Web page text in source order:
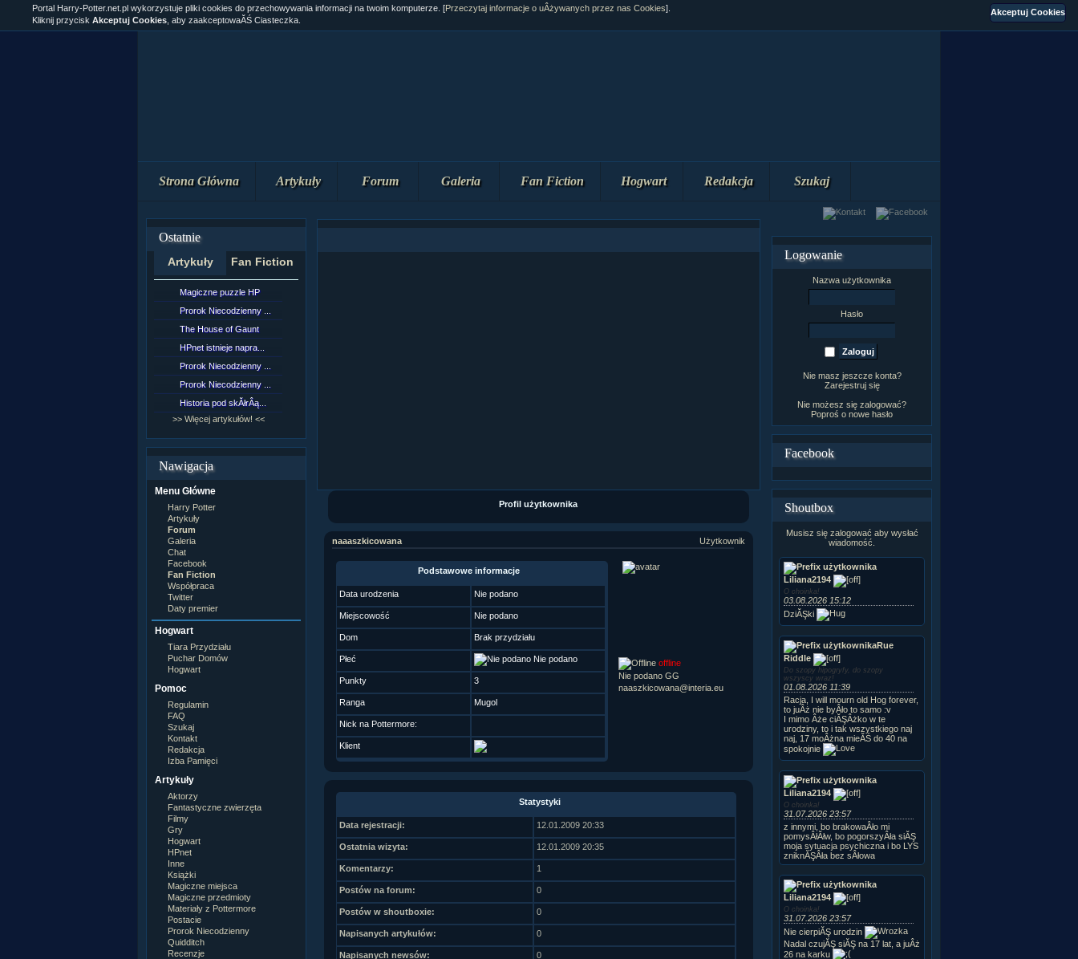
Strona Główna Artykuły Forum Galeria Fan Fiction Hogwart Redakcja Szukaj
Ostatnie
Artykuły Fan Fiction
Magiczne puzzle HP
Prorok Niecodzienny ...
The House of Gaunt
HPnet istnieje napra...
Prorok Niecodzienny ...
Prorok Niecodzienny ...
Historia pod skĂłrÂą...
>> Więcej artykułów! <<
Nawigacja
Menu Główne
Harry Potter
Artykuły
Forum
Galeria
Chat
Facebook
Fan Fiction
Współpraca
Twitter
Daty premier
Hogwart
Tiara Przydziału
Puchar Domów
Hogwart
Pomoc
Regulamin
FAQ
Szukaj
Kontakt
Redakcja
Izba Pamięci
Artykuły
Aktorzy
Fantastyczne zwierzęta
Filmy
Gry
Hogwart
HPnet
Inne
Książki
Magiczne miejsca
Magiczne przedmioty
Materiały z Pottermore
Postacie
Prorok Niecodzienny
Quidditch
Recenzje
Portal Harry-Potter.net.pl wykorzystuje pliki cookies do przechowywania informacji na twoim komputerze. [Przeczytaj informacje o uÂżywanych przez nas Cookies].
Kliknij przycisk Akceptuj Cookies , aby zaakceptowaĂŚ Ciasteczka.
Profil użytkownika
naaaszkicowana Użytkownik
Podstawowe informacje
Data urodzenia Nie podano
Miejscowość Nie podano
Dom Brak przydziału
Płeć Nie podano
Punkty 3
Ranga Mugol
Nick na Pottermore:
Klient
offline
Nie podano GG
naaszkicowana@interia.eu
Statystyki
Data rejestracji: 12.01.2009 20:33
Ostatnia wizyta: 12.01.2009 20:35
Komentarzy: 1
Postów na forum: 0
Postów w shoutboxie: 0
Napisanych artykułów: 0
Napisanych newsów: 0
Logowanie
Nazwa użytkownika
Hasło
Nie masz jeszcze konta?
Zarejestruj się
Nie możesz się zalogować?
Poproś o nowe hasło
Facebook
Shoutbox
Musisz się zalogować aby wysłać
wiadomość.
Liliana2194
O choinka!
03.08.2026 15:12
DziĂŞki
Rue
Riddle
Do szopy hipogryfy, do szopy
wszyscy wraz!
01.08.2026 11:39
Racja, I will mourn old Hog forever,
to juÂż nie byÂło to samo :v
I mimo Âże ciĂŞÂżko w te
urodziny, to i tak wszystkiego naj
naj, 17 moÂżna mieĂŚ do 40 na
spokojnie
Liliana2194
O choinka!
31.07.2026 23:57
z innymi, bo brakowaÂło mi
pomysÂłĂłw, bo pogorszyÂła siĂŞ
moja sytuacja psychiczna i bo LYS
zniknĂŞÂła bez sÂłowa
Liliana2194
O choinka!
31.07.2026 23:57
Nie cierpiĂŞ urodzin
Nadal czujĂŞ siĂŞ na 17 lat, a juÂż
26 na karku